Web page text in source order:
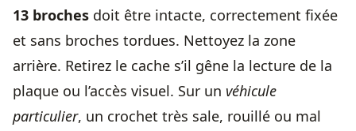
13 broches doit être intacte, correctement fixée
et sans broches tordues. Nettoyez la zone
arrière. Retirez le cache s’il gêne la lecture de la
plaque ou l’accès visuel. Sur un véhicule
particulier, un crochet très sale, rouillé ou mal